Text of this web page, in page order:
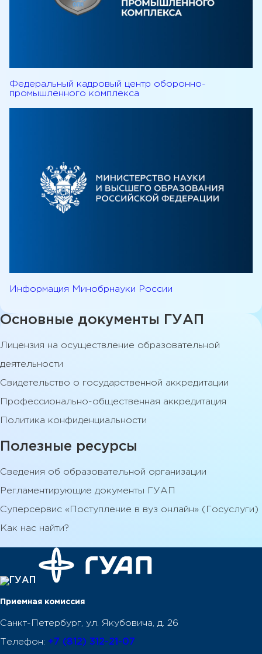
Федеральный кадровый центр оборонно-
промышленного комплекса
Информация Минобрнауки России
Основные документы ГУАП
Лицензия на осуществление образовательной
деятельности
Свидетельство о государственной аккредитации
Профессионально-общественная аккредитация
Политика конфиденциальности
Полезные ресурсы
Сведения об образовательной организации
Регламентирующие документы ГУАП
Суперсервис «Поступление в вуз онлайн» (Госуслуги)
Как нас найти?
Приемная комиссия
Санкт-Петербург, ул. Якубовича, д. 26
Телефон: +7 (812) 312-21-07